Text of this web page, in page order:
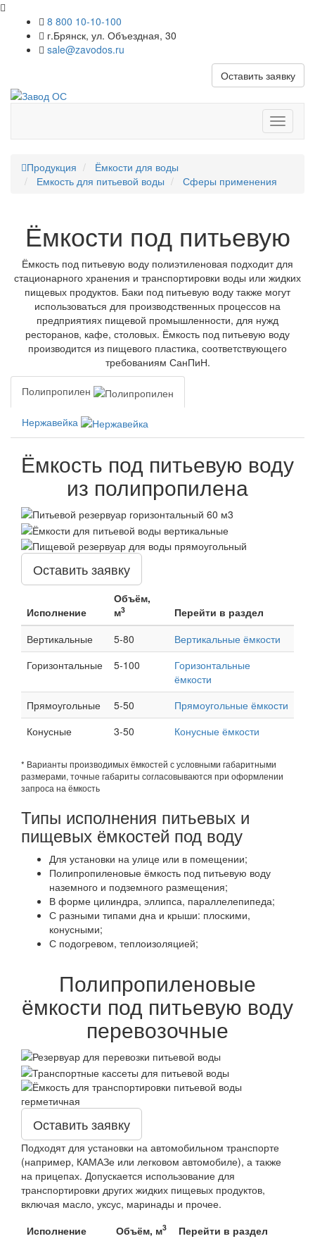
8 800 10-10-100
г.Брянск, ул. Объездная, 30
sale@zavodos.ru
Оставить заявку
меню
Продукция
Ёмкости для воды
Емкость для питьевой воды
Сферы применения
Ёмкости под питьевую
Ёмкость под питьевую воду полиэтиленовая подходит для
стационарного хранения и транспортировки воды или жидких
пищевых продуктов. Баки под питьевую воду также могут
использоваться для производственных процессов на
предприятиях пищевой промышленности, для нужд
ресторанов, кафе, столовых. Ёмкость под питьевую воду
производится из пищевого пластика, соответствующего
требованиям СанПиН.
Полипропилен
Нержавейка
Ёмкость под питьевую воду
из полипропилена
Оставить заявку
Исполнение
Объём,
м3
Перейти в раздел
Вертикальные
5-80
Вертикальные ёмкости
Горизонтальные
5-100
Горизонтальные
ёмкости
Прямоугольные
5-50
Прямоугольные ёмкости
Конусные
3-50 Конусные ёмкости
* Варианты производимых ёмкостей с условными габаритными
размерами, точные габариты согласовываются при оформлении
запроса на ёмкость
Типы исполнения питьевых и
пищевых ёмкостей под воду
Для установки на улице или в помещении;
Полипропиленовые ёмкость под питьевую воду
наземного и подземного размещения;
В форме цилиндра, эллипса, параллелепипеда;
С разными типами дна и крыши: плоскими,
конусными;
С подогревом, теплоизоляцией;
Полипропиленовые
ёмкости под питьевую воду
перевозочные
Оставить заявку
Подходят для установки на автомобильном транспорте
(например, КАМАЗе или легковом автомобиле), а также
на прицепах. Допускается использование для
транспортировки других жидких пищевых продуктов,
включая масло, уксус, маринады и прочее.
Исполнение
Объём, м3
Перейти в раздел